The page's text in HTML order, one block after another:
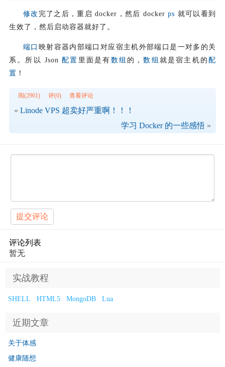
修改 完了之后，重启 docker，然后 dockerps 就可以看到
生效了，然后启动容器就好了。
端口 映射容器内部端口对应宿主机外部端口是一对多的关
系。所以 Json 配置 里面是有 数组 的，数组 就是宿主机的 配
置 ！
阅(2961) 评(0) 查看评论
« Linode VPS 超卖好严重啊！！！
学习 Docker 的一些感悟 »
提交评论
评论列表
暂无
实战教程
SHELL HTML5 MongoDB Lua
近期文章
关于体感
健康随想